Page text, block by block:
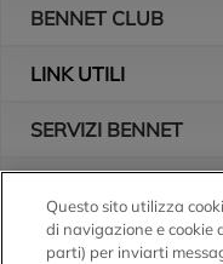
BENNET CLUB
LINK UTILI
SERVIZI BENNET
Logo Bennet
Seguici sui nostri
Questo sito utilizza
di navigazione e cookie
parti) per inviarti